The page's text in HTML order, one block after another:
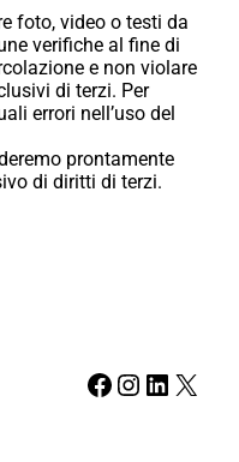
foto, video o testi da
verifiche al fine di
e non violare
di terzi. Per
errori nell’uso del
prontamente
di diritti di terzi.
Facebook Instagram LinkedIn X